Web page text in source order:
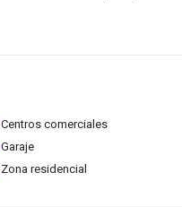
Centros comerciales
Garaje
Zona residencial